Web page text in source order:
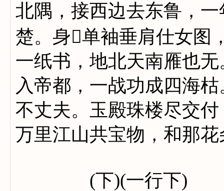
北隅，接西边去东鲁，
楚。身单袖垂肩仕女图
一纸书，地北天南雁也
入帝都，一战功成四海
不丈夫。玉殿珠楼尽交
万里江山共宝物，和那
(下)(一行下)